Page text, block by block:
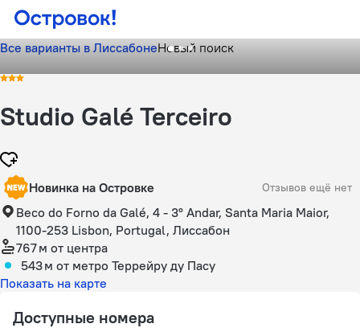
Все варианты в ЛиссабонеНовый поиск
Studio Galé Terceiro
Новинка на Островке Отзывов ещё нет
Beco do Forno da Galé, 4 - 3º Andar, Santa Maria Maior,
1100-253 Lisbon, Portugal, Лиссабон
767 м от центра
543 м от метро Террейру ду Пасу
Показать на карте
Доступные номера